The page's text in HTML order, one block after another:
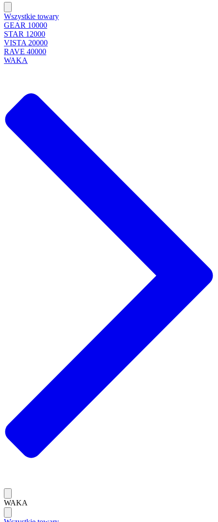
Wszystkie towary
GEAR 10000
STAR 12000
VISTA 20000
RAVE 40000
WAKA
WAKA